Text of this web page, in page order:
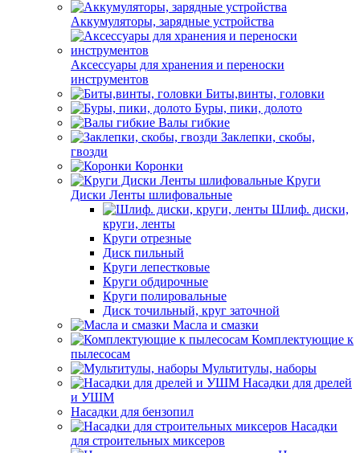
Аккумуляторы, зарядные устройства
Аксессуары для хранения и переноски
инструментов
Биты,винты, головки
Буры, пики, долото
Валы гибкие
Заклепки, скобы,
гвозди
Коронки
Круги
Диски Ленты шлифовальные
Шлиф. диски,
круги, ленты
Круги отрезные
Диск пильный
Круги лепестковые
Круги обдирочные
Круги полировальные
Диск точильный, круг заточной
Масла и смазки
Комплектующие к
пылесосам
Мультитулы, наборы
Насадки для дрелей
и УШМ
Насадки для бензопил
Насадки
для строительных миксеров